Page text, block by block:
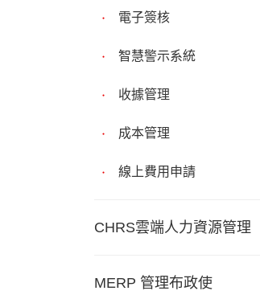
電子簽核
智慧警示系統
收據管理
成本管理
線上費用申請
CHRS雲端人力資源管理
MERP 管理布政使